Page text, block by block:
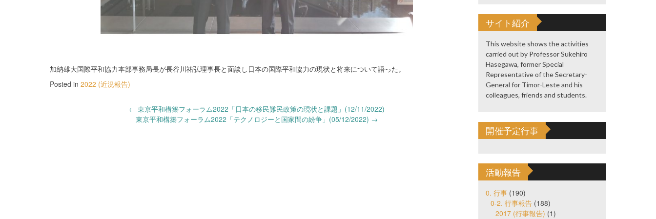
加納雄大国際平和協力本部事務局長が長谷川祐弘理事長と面談し日本の国際平和協力の現状と将来について語った。
Posted in 2022 (近況報告)
← 東京平和構築フォーラム2022「日本の移民難民政策の現状と課題」(12/11/2022)
東京平和構築フォーラム2022「テクノロジーと国家間の紛争」(05/12/2022) →
サイト紹介
This website shows the activities
carried out by Professor Sukehiro
Hasegawa, former Special
Representative of the Secretary-
General for Timor-Leste and his
colleagues, friends and students.
開催予定行事
活動報告
0. 行事(190)
0-2. 行事報告(188)
2017 (行事報告) (1)